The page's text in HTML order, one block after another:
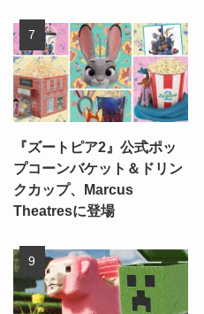
『ズートピア2』公式ポッ
プコーンバケット＆ドリン
クカップ、Marcus
Theatresに登場